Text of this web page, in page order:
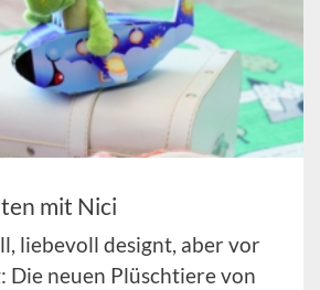
mit Nici
liebevoll designt, aber vor
Die neuen Plüschtiere von